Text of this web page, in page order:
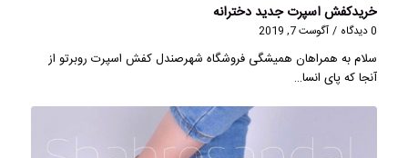
خریدکفش اسپرت جدید دخترانه
0 دیدگاه / آگوست 7, 2019
سلام به همراهان همیشگی فروشگاه شهرصندل کفش اسپرت روبرتو از
آنجا که پای انسا…